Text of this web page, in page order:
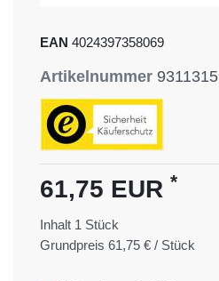
EAN 4024397358069
Artikelnummer 9311315
61,75 EUR *
Inhalt 1 Stück
Grundpreis 61,75 € / Stück